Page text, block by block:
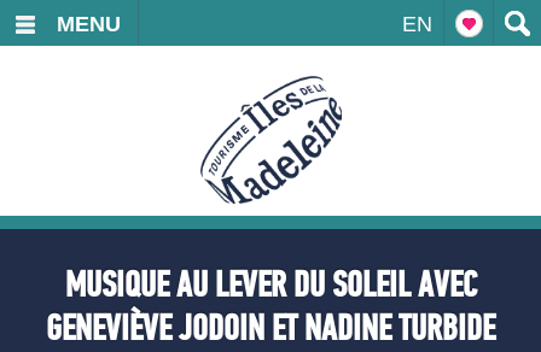
EN
MENU
MUSIQUE AU LEVER DU SOLEIL AVEC
GENEVIÈVE JODOIN ET NADINE TURBIDE